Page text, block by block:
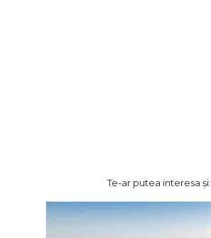
Te-ar putea interesa și: